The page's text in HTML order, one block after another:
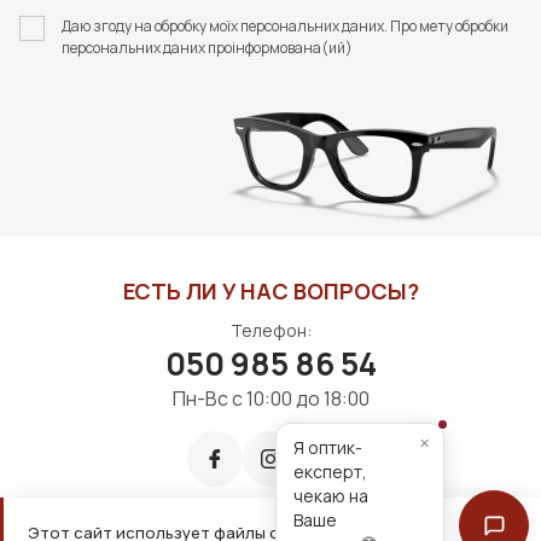
ФУТЛЯР З СЕРВЕТКОЮ
FASHION STYLE
FASHION STYLE
В КОРЗИНУ
Даю згоду на обробку моїх персональних даних. Про мету обробки
персональних даних проінформована(ий)
Этот сайт использует файлы cookie для удобной
ЕСТЬ ЛИ У НАС ВОПРОСЫ?
Телефон:
050 985 86 54
Пн-Вс с 10:00 до 18:00
Я оптик-
експерт,
чекаю на
Ваше
×